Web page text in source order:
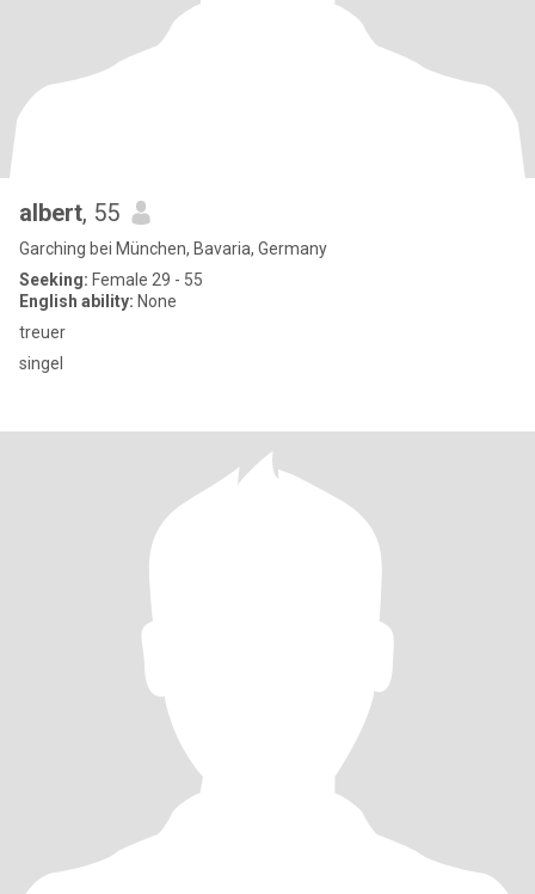
albert, 55
Garching bei München, Bavaria, Germany
Seeking: Female 29 - 55
English ability: None
treuer
singel